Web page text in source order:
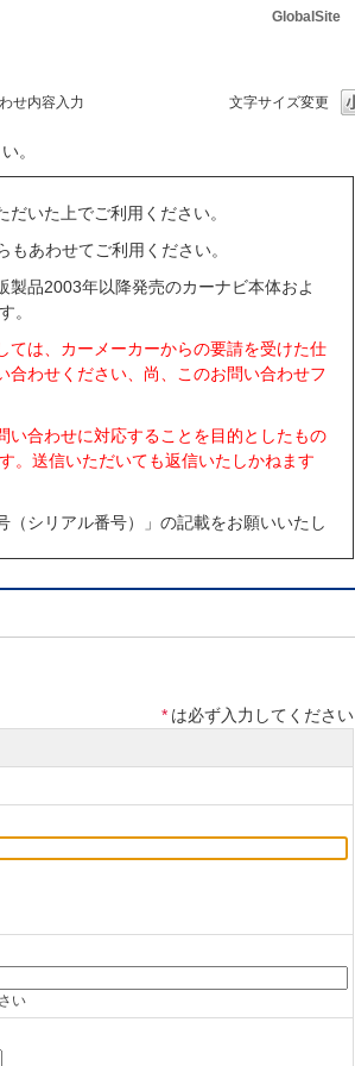
GlobalSite
文字サイズ変更
せ内容入力
。
いた上でご利用ください。
あわせてご利用ください。
品2003年以降発売のカーナビ本体およ
。
ては、カーメーカーからの要請を受けた仕
わせください、尚、このお問い合わせフ
合わせに対応することを目的としたもの
。送信いただいても返信いたしかねます
シリアル番号）」の記載をお願いいたし
付ラベル（確認には車両からの取り外しが
が可能です。
のアクセサリー、スピーカー、業務用車
様相談室
：00～17：00)
い。
は、カーメーカーからの要請を受けた仕
* は必ず入力してください
い